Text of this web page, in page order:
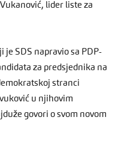
lider liste za
je SDS napravio sa PDP-
za predsjednika na
stranci
u njihovim
govori o svom novom